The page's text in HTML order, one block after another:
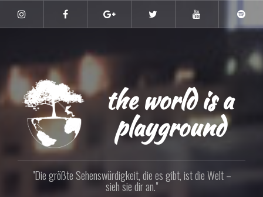
Inhalt
springen
Instagram Facebook YouTube
the world is a
playground
"Die größte Sehenswürdigkeit, die es gibt, ist die Welt –
sieh sie dir an."